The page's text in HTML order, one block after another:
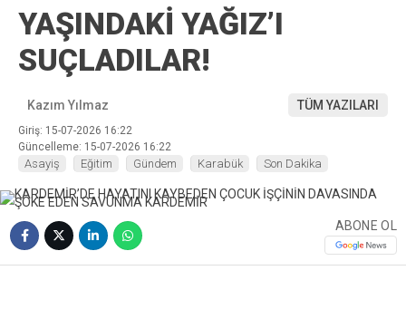
YAŞINDAKİ YAĞIZ’I
SUÇLADILAR!
Kazım Yılmaz TÜM YAZILARI
Giriş: 15-07-2026 16:22
Güncelleme: 15-07-2026 16:22
Asayiş Eğitim Gündem Karabük Son Dakika
ABONE OL